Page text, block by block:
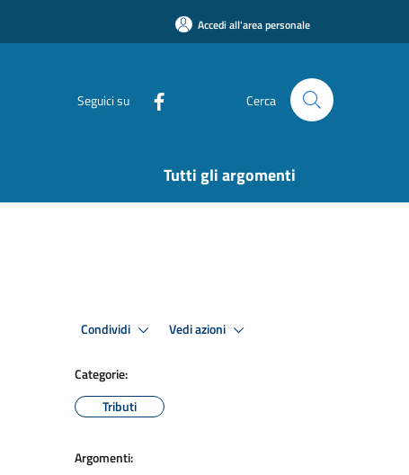
Accedi all'area personale
Seguici su Cerca
Tutti gli argomenti
Condividi Vedi azioni
Categorie:
Tributi
Argomenti: